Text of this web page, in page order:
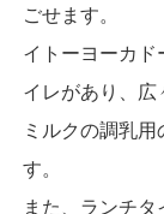
ごせます。
イトーヨーカド
イレがあり、広
ミルクの調乳
す。
また、ランチ